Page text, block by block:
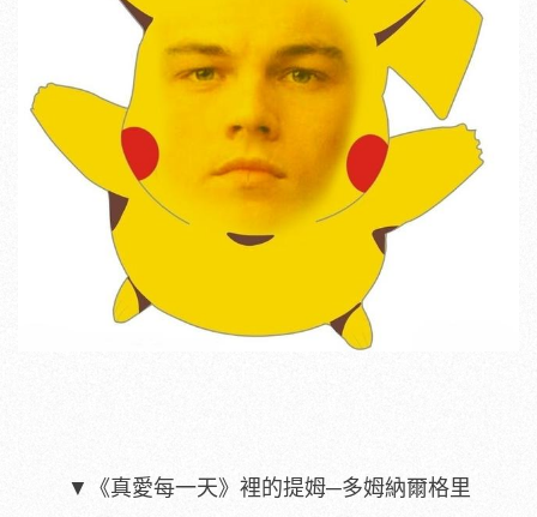
▼
《真愛每一天》裡的提姆─多姆納爾格里